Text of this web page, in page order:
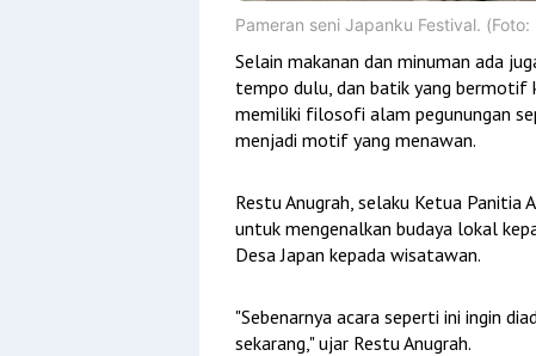
Pameran seni Japanku Festival.
Selain makanan dan minuman ada
tempo dulu, dan batik yang bermotif
memiliki filosofi alam pegunungan
menjadi motif yang menawan.
Restu Anugrah, selaku Ketua Panitia
untuk mengenalkan budaya lokal
Desa Japan kepada wisatawan.
"Sebenarnya acara seperti ini ingin
sekarang," ujar Restu Anugrah.